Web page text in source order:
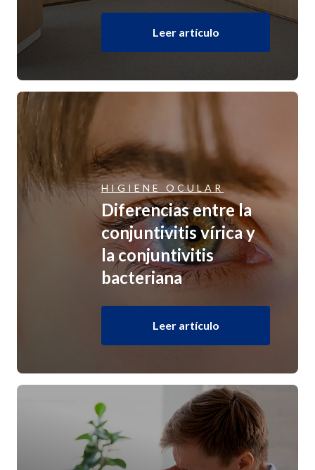
Leer artículo
HIGIENE OCULAR
Diferencias entre la
conjuntivitis vírica y
la conjuntivitis
bacteriana
Leer artículo